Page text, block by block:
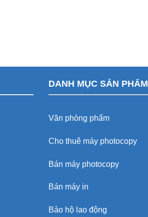
DANH MỤC SẢN PHẨM
Văn phòng phẩm
Cho thuê máy photocopy
Bán máy photocopy
Bán máy in
Bảo hộ lao động